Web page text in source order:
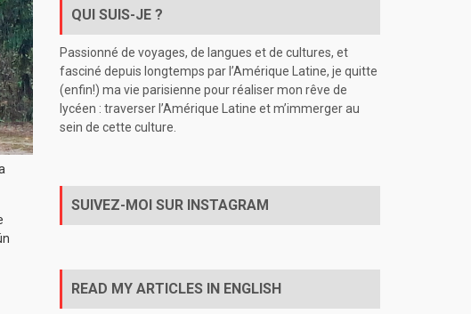
QUI SUIS-JE ?
Passionné de voyages, de langues et de cultures, et
fasciné depuis longtemps par l’Amérique Latine, je quitte
(enfin!) ma vie parisienne pour réaliser mon rêve de
lycéen : traverser l’Amérique Latine et m’immerger au
sein de cette culture.
SUIVEZ-MOI SUR INSTAGRAM
READ MY ARTICLES IN ENGLISH